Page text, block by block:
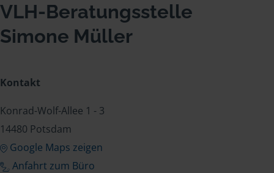
VLH-Beratungsstelle
Simone Müller
Kontakt
Konrad-Wolf-Allee 1 - 3
14480 Potsdam
Google Maps zeigen
Anfahrt zum Büro